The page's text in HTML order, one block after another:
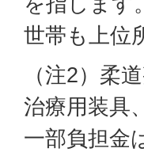
世帯も上位
（注2）柔
治療用装具
一部負担金